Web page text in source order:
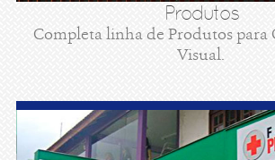
Produtos
Completa linha de Produtos para
Visual.